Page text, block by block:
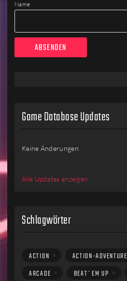
Name
Game Database Updates
Keine Änderungen
Alle Updates anzeigen
Schlagwörter
ACTION ACTION-ADVENTURE
ARCADE
BEAT´EM UP